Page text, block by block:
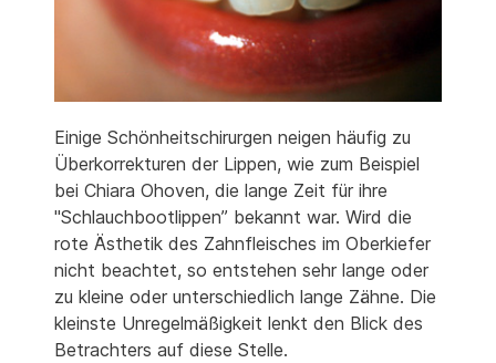
Einige Schönheitschirurgen neigen häufig zu
Überkorrekturen der Lippen, wie zum Beispiel
bei Chiara Ohoven, die lange Zeit für ihre
"Schlauchbootlippen” bekannt war. Wird die
rote Ästhetik des Zahnfleisches im Oberkiefer
nicht beachtet, so entstehen sehr lange oder
zu kleine oder unterschiedlich lange Zähne. Die
kleinste Unregelmäßigkeit lenkt den Blick des
Betrachters auf diese Stelle.